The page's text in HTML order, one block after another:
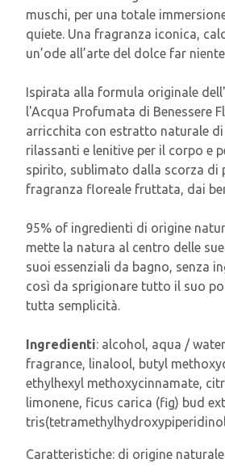
muschi, per una totale
quiete. Una fragranza iconica,
un’ode all’arte del dolce far
Ispirata alla formula originale
l'Acqua Profumata di Benessere
arricchita con estratto naturale
rilassanti e lenitive per il corpo e
spirito, sublimato dalla scorza di
fragranza floreale fruttata, dai
95% of ingredienti di origine
mette la natura al centro delle
suoi essenziali da bagno, senza
così da sprigionare tutto il suo
tutta semplicità.
Ingredienti: alcohol, aqua /
fragrance, linalool, butyl
ethylhexyl methoxycinnamate,
limonene, ficus carica (fig) bud
Caratteristiche: di origine naturale